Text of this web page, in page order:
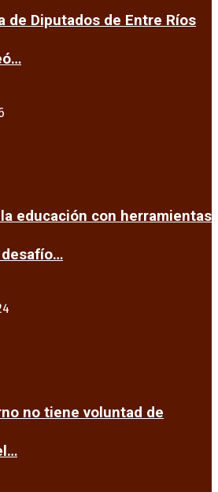
de Diputados de Entre Ríos
educación con herramientas
no tiene voluntad de